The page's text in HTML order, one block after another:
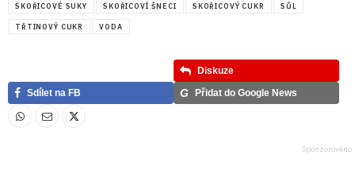
SKOŘICOVÉ SUKY SKOŘICOVÍ ŠNECI SKOŘICOVÝ CUKR SŮL
TŘTINOVÝ CUKR VODA
Diskuze
Sdílet na FB
G Přidat do Google News